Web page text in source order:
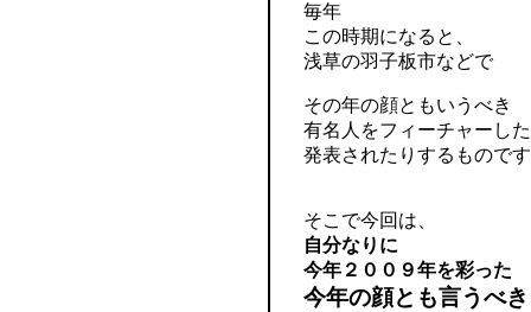
毎年
この時期になると、
浅草の羽子板市などで
その年の顔ともいうべき
有名人をフィーチャーし
発表されたりするもので
そこで今回は、
自分なりに
今年２００９年を彩った
今年の顔とも言うべき